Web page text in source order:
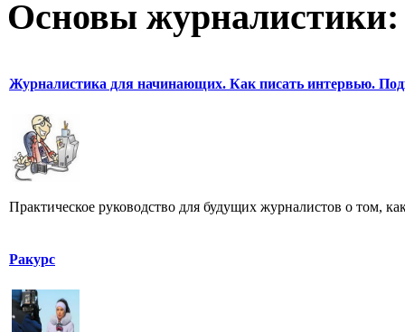
Основы журналистики:
Журналистика для начинающих. Как писать интервью.
Практическое руководство для будущих журналистов о том,
Ракурс